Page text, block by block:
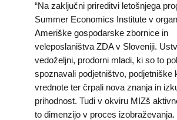
“Na zaključni prireditvi letošnjega
Summer Economics Institute v
Ameriške gospodarske zbornice in
veleposlaništva ZDA v Sloveniji.
vedoželjni, prodorni mladi, ki so to
spoznavali podjetništvo, podjetniške
vrednote ter črpali nova znanja in
prihodnost. Tudi v okviru MIZš
to dimenzijo v proces izobraževanja.